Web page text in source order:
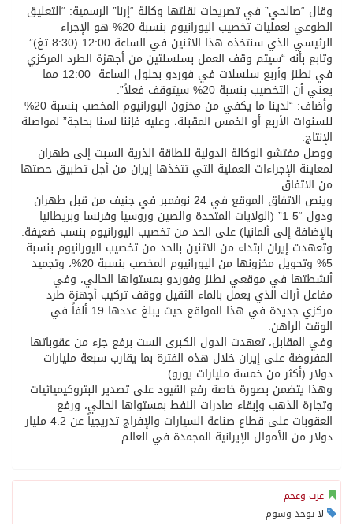
وقال “صالحي” في تصريحات نقلتها وكالة “إرنا” الرسمية: “التعليق
الطوعي لعمليات تخصيب اليورانيوم بنسبة 20% هو الإجراء
الرئيسي الذي سنتخذه هذا الاثنين في الساعة 12:00 (8:30 تغ)”.
وتابع بأنه “سيتم وقف العمل بسلسلتين من أجهزة الطرد المركزي
في نطنز وأربع سلسلات في فوردو بحلول الساعة 12:00 مما
يعني أن التخصيب بنسبة 20% سيتوقف فعلاً”.
وأضاف: “لدينا ما يكفي من مخزون اليورانيوم المخصب بنسبة 20%
للسنوات الأربع أو الخمس المقبلة، وعليه فإننا لسنا بحاجة” لمواصلة
الإنتاج.
ووصل مفتشو الوكالة الدولية للطاقة الذرية السبت إلى طهران
لمعاينة الإجراءات العملية التي تتخذها إيران من أجل تطبيق حصتها
من الاتفاق.
وينص الاتفاق الموقع في 24 نوفمبر في جنيف من قبل طهران
ودول “5 1” (الولايات المتحدة والصين وروسيا وفرنسا وبريطانيا
بالإضافة إلى ألمانيا) على الحد من تخصيب اليورانيوم بنسب ضعيفة.
وتعهدت إيران ابتداء من الاثنين بالحد من تخصيب اليورانيوم بنسبة
5% وتحويل مخزونها من اليورانيوم المخصب بنسبة 20%، وتجميد
أنشطتها في موقعي نطنز وفوردو بمستواها الحالي، وفي
مفاعل أراك الذي يعمل بالماء الثقيل ووقف تركيب أجهزة طرد
مركزي جديدة في هذا المواقع حيث يبلغ عددها 19 ألفاً في
الوقت الراهن.
وفي المقابل، تعهدت الدول الكبرى الست برفع جزء من عقوباتها
المفروضة على إيران خلال هذه الفترة بما يقارب سبعة مليارات
دولار (أكثر من خمسة مليارات يورو).
وهذا يتضمن بصورة خاصة رفع القيود على تصدير البتروكيميائيات
وتجارة الذهب وإبقاء صادرات النفط بمستواها الحالي، ورفع
العقوبات على قطاع صناعة السيارات والإفراج تدريجياً عن 4.2 مليار
دولار من الأموال الإيرانية المجمدة في العالم.
عرب وعجم
لا يوجد وسوم